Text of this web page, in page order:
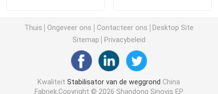
Natriumsilicaat van waterglas
Additief voor onderwaterbeton
Lithiumsilicaat
Thuis Ongeveer ons Contacteer ons
Desktop Site
Sitemap
Privacybeleid
KwaliteitStabilisator van de weggrond China
Fabriek.Copyright © 2026 Shandong Sinovis EP